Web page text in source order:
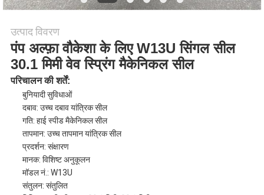
उत्पाद विवरण
पंप अल्फ़ा वौकेशा के लिए W13U सिंगल सील
30.1 मिमी वेव स्प्रिंग मैकेनिकल सील
परिचालन की शर्तें:
बुनियादी सुविधाओं
दबाव: उच्च दबाव यांत्रिक सील
गति: हाई स्पीड मैकेनिकल सील
तापमान: उच्च तापमान यांत्रिक सील
प्रदर्शन: संक्षारण
मानक: विशिष्ट अनुकूलन
मॉडल नं.: W13U
संतुलन: संतुलित